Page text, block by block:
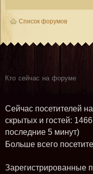
Список форумов
Кто сейчас на форуме
Сейчас посетителей
скрытых и гостей:
последние 5 минут)
Больше всего
Зарегистрированные